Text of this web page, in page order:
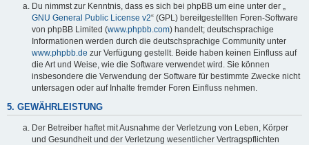
Du nimmst zur Kenntnis, dass es sich bei phpBB um eine unter der „
GNU General Public License v2“ (GPL) bereitgestellten Foren-Software
von phpBB Limited (www.phpbb.com) handelt; deutschsprachige
Informationen werden durch die deutschsprachige Community unter
www.phpbb.de zur Verfügung gestellt. Beide haben keinen Einfluss auf
die Art und Weise, wie die Software verwendet wird. Sie können
insbesondere die Verwendung der Software für bestimmte Zwecke nicht
untersagen oder auf Inhalte fremder Foren Einfluss nehmen.
5. GEWÄHRLEISTUNG
Der Betreiber haftet mit Ausnahme der Verletzung von Leben, Körper
und Gesundheit und der Verletzung wesentlicher Vertragspflichten